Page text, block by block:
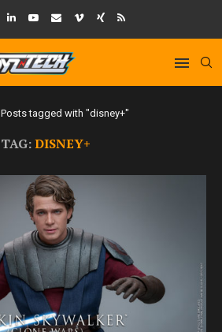
Posts tagged with "disney+"
TAG:DISNEY+